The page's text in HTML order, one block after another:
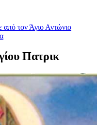
τον Άγιο Αντώνιο
Πατρικ